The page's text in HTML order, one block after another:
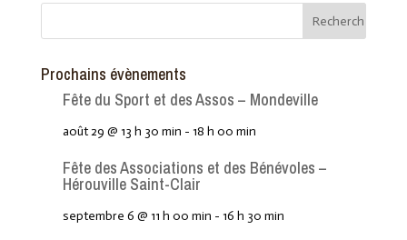
Prochains évènements
Fête du Sport et des Assos – Mondeville
août 29 @ 13 h 30 min - 18 h 00 min
Fête des Associations et des Bénévoles –
Hérouville Saint-Clair
septembre 6 @ 11 h 00 min - 16 h 30 min